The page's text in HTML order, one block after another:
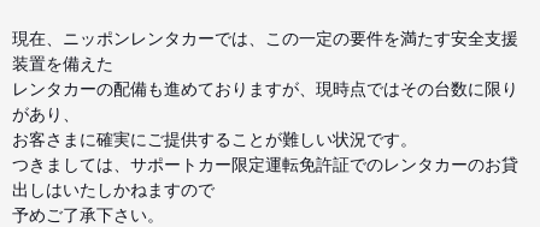
現在、ニッポンレンタカーでは、この一定の要件を満たす安全支援
装置を備えた
レンタカーの配備も進めておりますが、現時点ではその台数に限り
があり、
お客さまに確実にご提供することが難しい状況です。
つきましては、サポートカー限定運転免許証でのレンタカーのお貸
出しはいたしかねますので
予めご了承下さい。